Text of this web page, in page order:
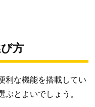
方
利な機能を搭載してい
ぶとよいでしょう。